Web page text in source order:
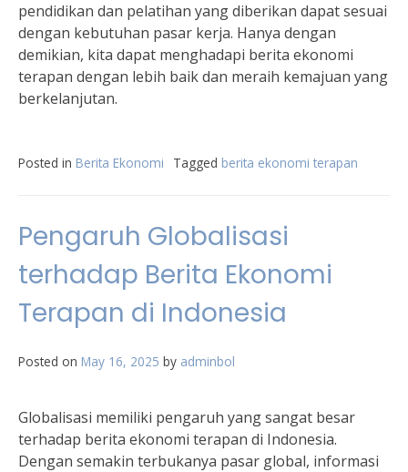
pendidikan dan pelatihan yang diberikan dapat sesuai
dengan kebutuhan pasar kerja. Hanya dengan
demikian, kita dapat menghadapi berita ekonomi
terapan dengan lebih baik dan meraih kemajuan yang
berkelanjutan.
Posted in Berita Ekonomi Tagged berita ekonomi terapan
Pengaruh Globalisasi
terhadap Berita Ekonomi
Terapan di Indonesia
Posted on May 16, 2025 by adminbol
Globalisasi memiliki pengaruh yang sangat besar
terhadap berita ekonomi terapan di Indonesia.
Dengan semakin terbukanya pasar global, informasi